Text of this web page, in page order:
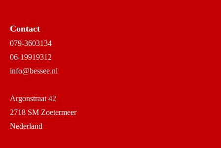
Contact
079-3603134
06-19919312
info@bessee.nl
Argonstraat 42
2718 SM Zoetermeer
Nederland